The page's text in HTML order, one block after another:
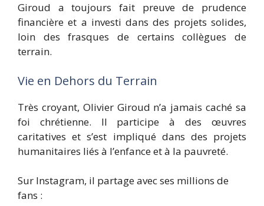
Giroud a toujours fait preuve de prudence
financière et a investi dans des projets solides,
loin des frasques de certains collègues de
terrain.
Vie en Dehors du Terrain
Très croyant, Olivier Giroud n’a jamais caché sa
foi chrétienne. Il participe à des œuvres
caritatives et s’est impliqué dans des projets
humanitaires liés à l’enfance et à la pauvreté.
Sur Instagram, il partage avec ses millions de
fans :